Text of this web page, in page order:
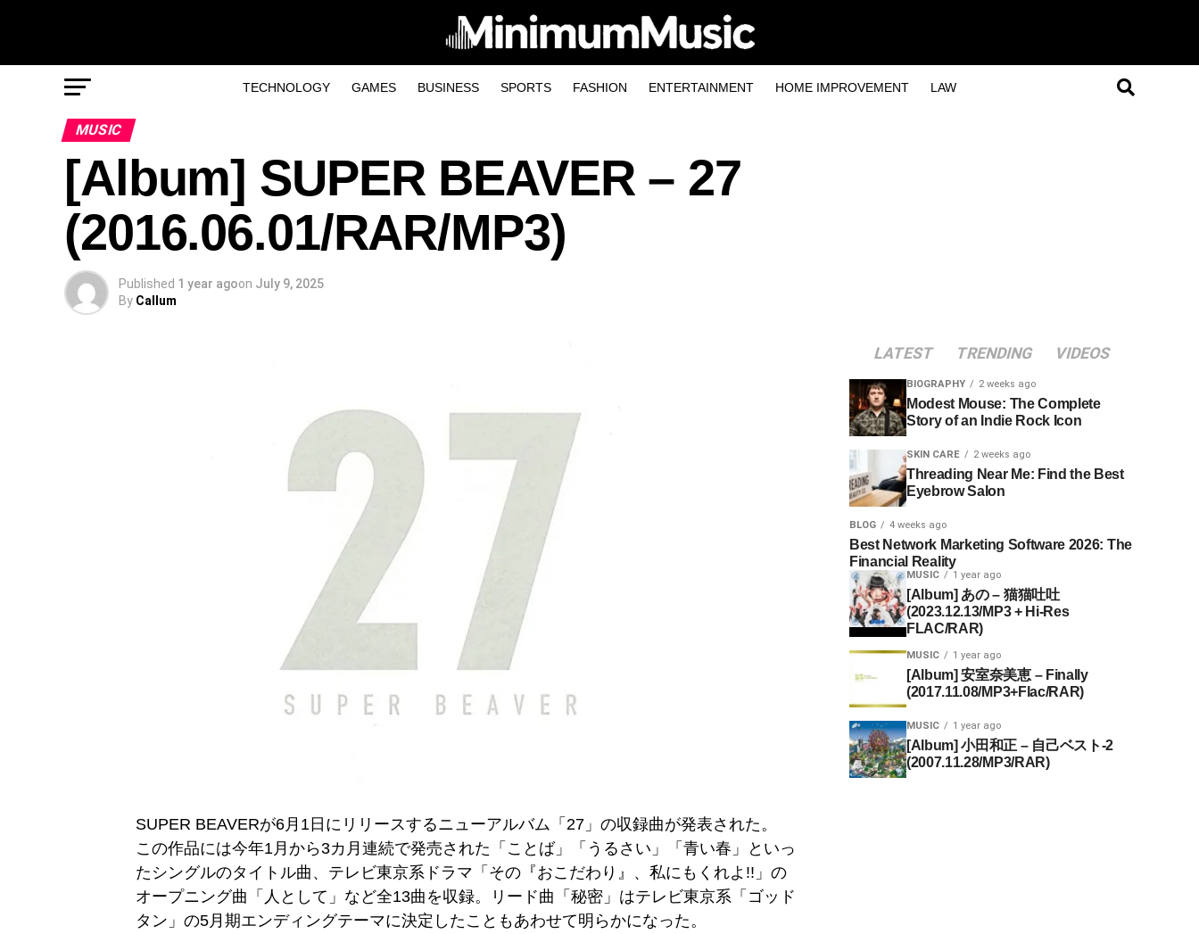
TECHNOLOGY GAMES BUSINESS SPORTS FASHION ENTERTAINMENT HOME IMPROVEMENT LAW
MUSIC
[Album] SUPER BEAVER – 27
(2016.06.01/RAR/MP3)
Published 1 year agoon July 9, 2025
By Callum
SUPER BEAVERが6月1日にリリースするニューアルバム「27」の収録曲が発表された。
この作品には今年1月から3カ月連続で発売された「ことば」「うるさい」「青い春」といっ
たシングルのタイトル曲、テレビ東京系ドラマ「その『おこだわり』、私にもくれよ!!」の
オープニング曲「人として」など全13曲を収録。リード曲「秘密」はテレビ東京系「ゴッド
タン」の5月期エンディングテーマに決定したこともあわせて明らかになった。
LATEST TRENDING VIDEOS
BIOGRAPHY 2 weeks ago
Modest Mouse: The Complete
Story of an Indie Rock Icon
SKIN CARE 2 weeks ago
Threading Near Me: Find the Best
Eyebrow Salon
BLOG 4 weeks ago
Best Network Marketing Software 2026: The
Financial Reality
MUSIC 1 year ago
[Album] あの – 猫猫吐吐
(2023.12.13/MP3 + Hi-Res
FLAC/RAR)
MUSIC 1 year ago
[Album] 安室奈美恵 – Finally
(2017.11.08/MP3+Flac/RAR)
MUSIC 1 year ago
[Album] 小田和正 – 自己ベスト-2
(2007.11.28/MP3/RAR)